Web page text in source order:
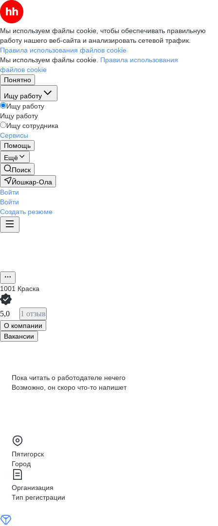
Мы используем файлы cookie, чтобы обеспечивать правильную
работу нашего веб-сайта и анализировать сетевой трафик.
Правила использования файлов cookie
Мы используем файлы cookie. Правила использования
файлов cookie
Понятно
Ищу работу
Ищу работу
Ищу работу
Ищу сотрудника
Сервисы
Помощь
Ещё
Поиск
Йошкар-Ола
Войти
Войти
Создать резюме
1001 Краска
5,0 1 отзыв
О компании
Вакансии
Пока читать о работодателе нечего
Возможно, он скоро что‑то напишет
Пятигорск
Город
Организация
Тип регистрации